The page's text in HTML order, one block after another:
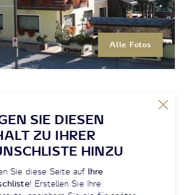
Alle Fotos
SIE DIESEN
ZU IHRER
HINZU
Sie diese Seite auf Ihre
! Erstellen Sie Ihre